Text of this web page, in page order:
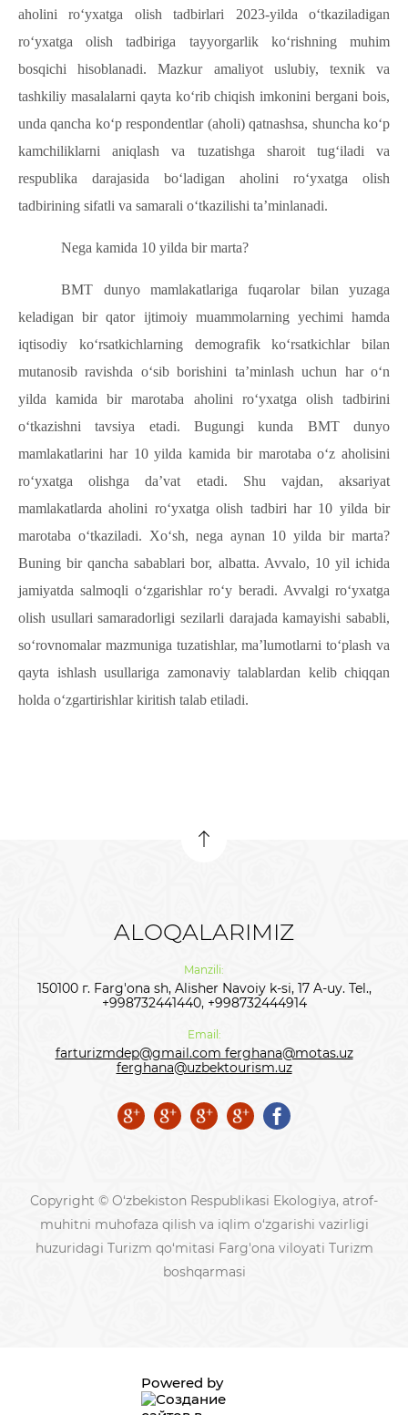
aholini ro‘yxatga olish tadbirlari 2023-yilda o‘tkaziladigan
ro‘yxatga olish tadbiriga tayyorgarlik ko‘rishning muhim
bosqichi hisoblanadi. Mazkur amaliyot uslubiy, texnik va
tashkiliy masalalarni qayta ko‘rib chiqish imkonini bergani bois,
unda qancha ko‘p respondentlar (aholi) qatnashsa, shuncha ko‘p
kamchiliklarni aniqlash va tuzatishga sharoit tug‘iladi va
respublika darajasida bo‘ladigan aholini ro‘yxatga olish
tadbirining sifatli va samarali o‘tkazilishi ta’minlanadi.
Nega kamida 10 yilda bir marta?
BMT dunyo mamlakatlariga fuqarolar bilan yuzaga
keladigan bir qator ijtimoiy muammolarning yechimi hamda
iqtisodiy ko‘rsatkichlarning demografik ko‘rsatkichlar bilan
mutanosib ravishda o‘sib borishini ta’minlash uchun har o‘n
yilda kamida bir marotaba aholini ro‘yxatga olish tadbirini
o‘tkazishni tavsiya etadi. Bugungi kunda BMT dunyo
mamlakatlarini har 10 yilda kamida bir marotaba o‘z aholisini
ro‘yxatga olishga da’vat etadi. Shu vajdan, aksariyat
mamlakatlarda aholini ro‘yxatga olish tadbiri har 10 yilda bir
marotaba o‘tkaziladi. Xo‘sh, nega aynan 10 yilda bir marta?
Buning bir qancha sabablari bor, albatta. Avvalo, 10 yil ichida
jamiyatda salmoqli o‘zgarishlar ro‘y beradi. Avvalgi ro‘yxatga
olish usullari samaradorligi sezilarli darajada kamayishi sababli,
so‘rovnomalar mazmuniga tuzatishlar, ma’lumotlarni to‘plash va
qayta ishlash usullariga zamonaviy talablardan kelib chiqqan
holda o‘zgartirishlar kiritish talab etiladi.
Copyright © O‘zbekiston Respublikasi Ekologiya, atrof-
muhitni muhofaza qilish va iqlim o‘zgarishi vazirligi
huzuridagi Turizm qo‘mitasi Farg'ona viloyati Turizm
boshqarmasi
ALOQALARIMIZ
Manzili:
150100 г. Farg'ona sh, Alisher Navoiy k-si, 17 A-uy. Tel.,
+998732441440, +998732444914
Email:
farturizmdep@gmail.com ferghana@motas.uz
ferghana@uzbektourism.uz
Powered by